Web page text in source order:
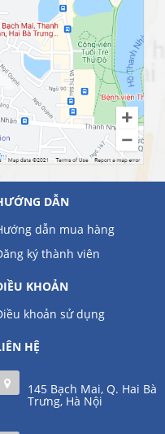
DẪN
dẫn mua hàng
ký thành viên
KHOẢN
khoản sử dụng
HỆ
145 Bạch Mai, Q. Hai Bà
Trưng, Hà Nội